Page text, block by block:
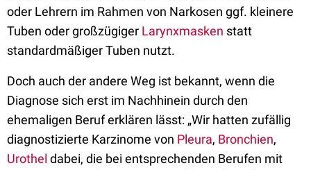
oder Lehrern im Rahmen von Narkosen ggf. kleinere
Tuben oder großzügiger Larynxmasken statt
standardmäßiger Tuben nutzt.
Doch auch der andere Weg ist bekannt, wenn die
Diagnose sich erst im Nachhinein durch den
ehemaligen Beruf erklären lässt: „Wir hatten zufällig
diagnostizierte Karzinome von Pleura, Bronchien,
Urothel dabei, die bei entsprechenden Berufen mit